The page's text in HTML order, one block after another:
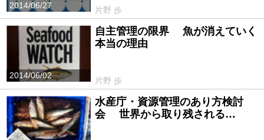
2014/06/27
片野 歩
2014/06/02
自主管理の限界 魚が消えていく
本当の理由
片野 歩
水産庁・資源管理のあり方検討
会 世界から取り残される…